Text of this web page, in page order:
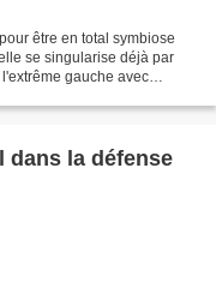
être en total symbiose
se singularise déjà par
gauche avec
dans la défense